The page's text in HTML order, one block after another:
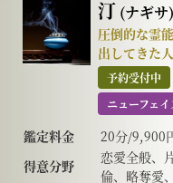
汀 (ナギサ)
圧倒的な霊
出してきた
では終わら
のを動かす
予約受付中
ニューフェイ
鑑定料金
20分/9,900
得意分野
恋愛全般、
倫、略奪愛